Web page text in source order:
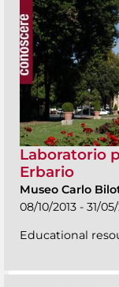
Laboratorio
Erbario
Museo Carlo
08/10/2013 - 31/
Educational